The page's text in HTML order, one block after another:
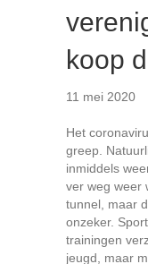
koop
11 mei 2020
Het
greep.
inmiddels
ver weg weer
tunnel, maar
onzeker.
trainingen
jeugd, maar